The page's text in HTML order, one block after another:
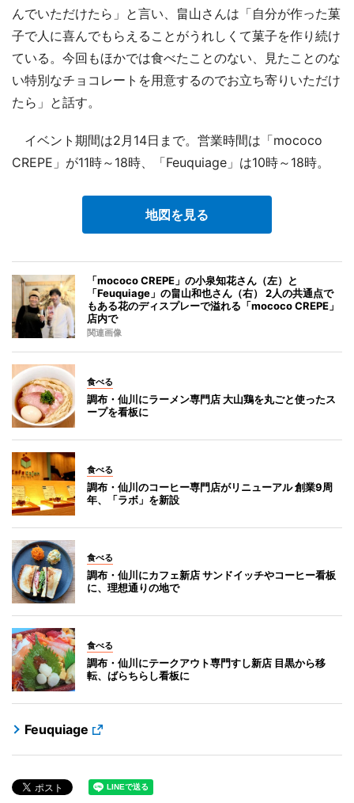
んでいただけたら」と言い、畠山さんは「自分が作った菓
子で人に喜んでもらえることがうれしくて菓子を作り続け
ている。今回もほかでは食べたことのない、見たことのな
い特別なチョコレートを用意するのでお立ち寄りいただけ
たら」と話す。
イベント期間は2月14日まで。営業時間は「mococo
CREPE」が11時～18時、「Feuquiage」は10時～18時。
地図を見る
「mococo CREPE」の小泉知花さん（左）と
「Feuquiage」の畠山和也さん（右） 2人の共通点で
もある花のディスプレーで溢れる「mococo CREPE」
店内で
関連画像
食べる
調布・仙川にラーメン専門店 大山鶏を丸ごと使ったス
ープを看板に
食べる
調布・仙川のコーヒー専門店がリニューアル 創業9周
年、「ラボ」を新設
食べる
調布・仙川にカフェ新店 サンドイッチやコーヒー看板
に、理想通りの地で
食べる
調布・仙川にテークアウト専門すし新店 目黒から移
転、ばらちらし看板に
Feuquiage